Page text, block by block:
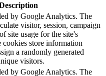
by Google Analytics. The
visitor, session, campaign
site usage for the site's
cookies store information
a randomly generated
visitors.
by Google Analytics. The